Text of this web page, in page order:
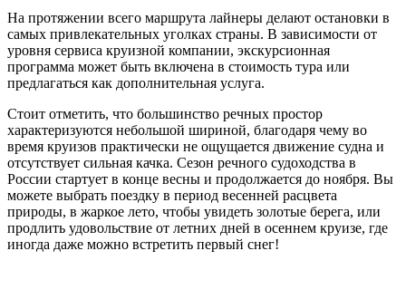
На протяжении всего маршрута лайнеры делают остановки в
самых привлекательных уголках страны. В зависимости от
уровня сервиса круизной компании, экскурсионная
программа может быть включена в стоимость тура или
предлагаться как дополнительная услуга.
Стоит отметить, что большинство речных простор
характеризуются небольшой шириной, благодаря чему во
время круизов практически не ощущается движение судна и
отсутствует сильная качка. Сезон речного судоходства в
России стартует в конце весны и продолжается до ноября. Вы
можете выбрать поездку в период весенней расцвета
природы, в жаркое лето, чтобы увидеть золотые берега, или
продлить удовольствие от летних дней в осеннем круизе, где
иногда даже можно встретить первый снег!